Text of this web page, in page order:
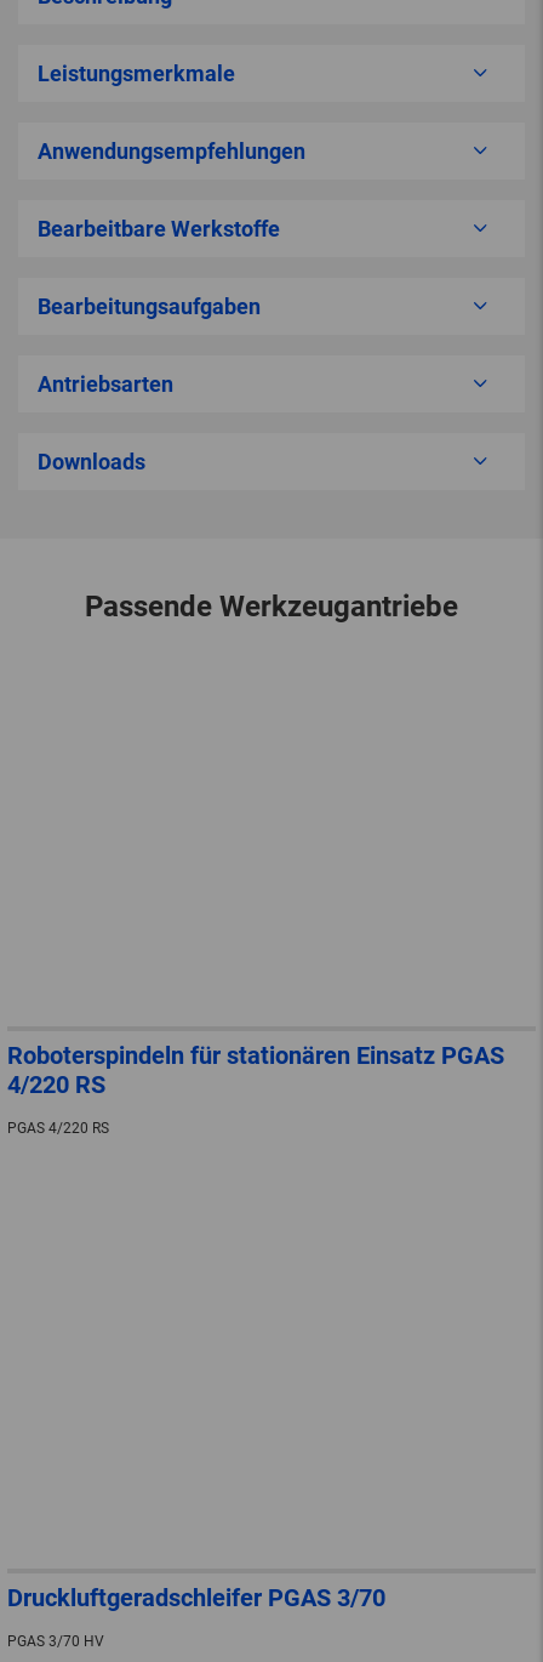
Leistungsmerkmale
Anwendungsempfehlungen
Bearbeitbare Werkstoffe
Bearbeitungsaufgaben
Antriebsarten
Downloads
Passende Werkzeugantriebe
Roboterspindeln für stationären Einsatz PGAS
4/220 RS
PGAS 4/220 RS
Druckluftgeradschleifer PGAS 3/70
PGAS 3/70 HV